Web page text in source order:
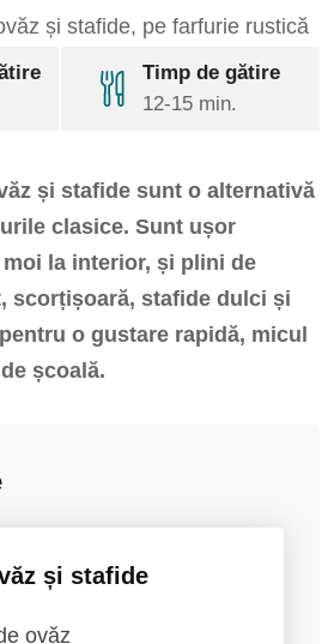
via
Print
Timp de gătire
12-15 min.
și stafide sunt o alternativă
clasice. Sunt ușor
la interior, și plini de
scorțișoară, stafide dulci și
o gustare rapidă, micul
școală.
și stafide
ovăz